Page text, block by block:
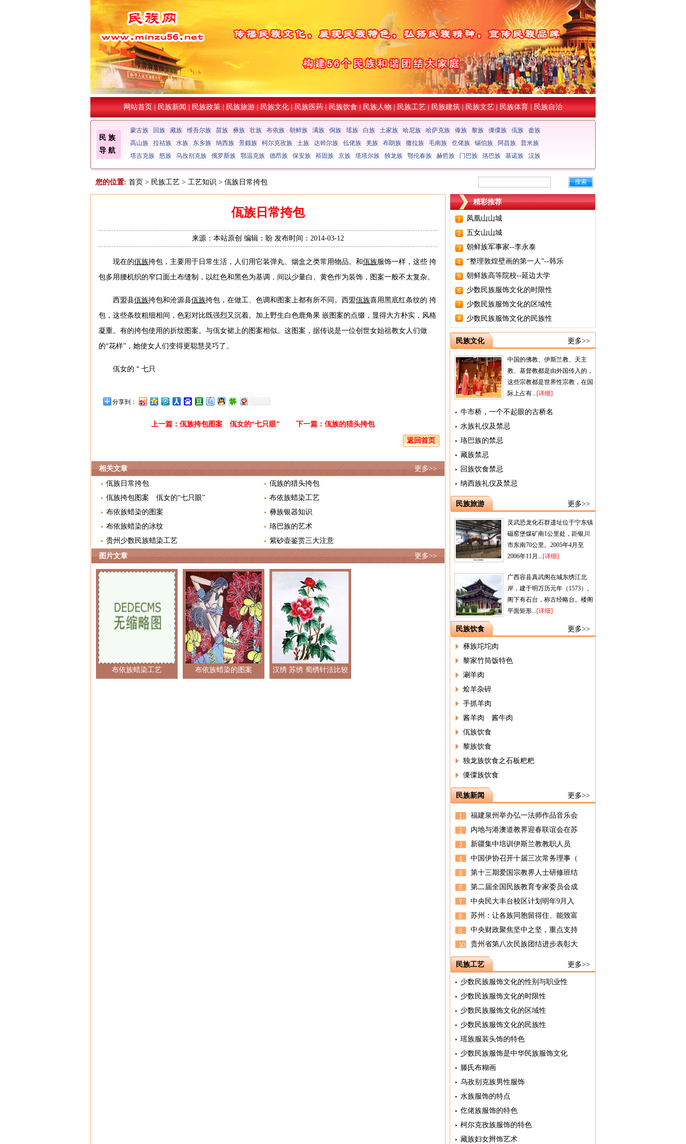
网站首页 民族新闻 民族政策 民族旅游 民族文化 民族医药 民族饮食 民族人物 民族工艺 民族建筑 民族文艺 民族体育 民族自治
民 族
导 航
蒙古族 回族 藏族 维吾尔族 苗族 彝族 壮族 布依族 朝鲜族 满族 侗族 瑶族 白族 土家族 哈尼族 哈萨克族 傣族 黎族 傈僳族 佤族
畲族
高山族
拉祜族 水族 东乡族 纳西族 景颇族 柯尔克孜族 土族 达斡尔族 仫佬族 羌族 布朗族 撒拉族 毛南族 仡佬族 锡伯族 阿昌族
普米族
塔吉克族
怒族 乌孜别克族 俄罗斯族 鄂温克族 德昂族 保安族 裕固族 京族 塔塔尔族 独龙族 鄂伦春族 赫哲族 门巴族 珞巴族 基诺族 汉族
您的位置: 首页 > 民族工艺 > 工艺知识 > 佤族日常挎包 搜索
佤族日常挎包
来源：本站原创 编辑：盼 发布时间：2014-03-12
现在的佤族挎包，主要用于日常生活，人们用它装弹丸、烟盒之类常用物品。和佤族服饰一样，这些 挎
包多用腰机织的窄口面土布缝制，以红色和黑色为基调，间以少量白、黄色作为装饰，图案一般不太复杂。
西盟县佤族挎包和沧源县佤族挎包，在做工、色调和图案上都有所不同。西盟佤族喜用黑底红条纹的 挎
包，这些条纹粗细相间，色彩对比既强烈又沉着。加上野生白色鹿角果 嵌图案的点缀，显得大方朴实，风格
凝重。有的挎包使用的折纹图案。与佤女裙上的图案相似。这图案，据传说是一位创世女始祖教女人们做
的“花样”，她使女人们变得更聪慧灵巧了。
佤女的＂七只
分享到：
上一篇： 佤族挎包图案 佤女的“七只眼” 下一篇： 佤族的猎头挎包
返回首页
更多>>
相关文章
佤族日常挎包
佤族的猎头挎包
佤族挎包图案 佤女的“七只眼”
布依族蜡染工艺
布依族蜡染的图案
彝族银器知识
布依族蜡染的冰纹
珞巴族的艺术
贵州少数民族蜡染工艺
紫砂壶鉴赏三大注意
更多>>
图片文章
布依族蜡染工艺 布依族蜡染的图案 汉绣 苏绣 蜀绣针法比较
精彩推荐
凤凰山山城
五女山山城
朝鲜族军事家--李永泰
“整理敦煌壁画的第一人”--韩乐
朝鲜族高等院校--延边大学
少数民族服饰文化的时限性
少数民族服饰文化的区域性
少数民族服饰文化的民族性
更多>>
民族文化
中国的佛教、伊斯兰教、天主
教、基督教都是由外国传入的，
这些宗教都是世界性宗教，在国
际上占有...[详细]
牛市桥，一个不起眼的古桥名
水族礼仪及禁忌
珞巴族的禁忌
藏族禁忌
回族饮食禁忌
纳西族礼仪及禁忌
更多>>
民族旅游
灵武恐龙化石群遗址位于宁东镇
磁窑堡煤矿南1公里处，距银川
市东南70公里。2005年4月至
2006年11月...[详细]
广西容县真武阁在城东绣江北
岸，建于明万历元年（1573）。
阁下有石台，称古经略台。楼阁
平面矩形...[详细]
更多>>
民族饮食
彝族坨坨肉
黎家竹筒饭特色
涮羊肉
烩羊杂碎
手抓羊肉
酱羊肉 酱牛肉
佤族饮食
黎族饮食
独龙族饮食之石板粑粑
傈僳族饮食
更多>>
民族新闻
福建泉州举办弘一法师作品音乐会
内地与港澳道教界迎春联谊会在苏
新疆集中培训伊斯兰教教职人员
中国伊协召开十届三次常务理事（
第十三期爱国宗教界人士研修班结
第二届全国民族教育专家委员会成
中央民大丰台校区计划明年9月入
苏州：让各族同胞留得住、能致富
中央财政聚焦坚中之坚，重点支持
贵州省第八次民族团结进步表彰大
更多>>
民族工艺
少数民族服饰文化的性别与职业性
少数民族服饰文化的时限性
少数民族服饰文化的区域性
少数民族服饰文化的民族性
瑶族服装头饰的特色
少数民族服饰是中华民族服饰文化
滕氏布糊画
乌孜别克族男性服饰
水族服饰的特点
仡佬族服饰的特色
柯尔克孜族服饰的特色
藏族妇女辫饰艺术